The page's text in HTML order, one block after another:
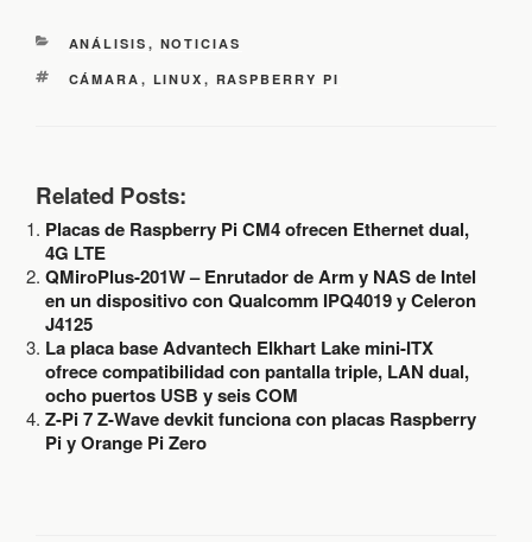
C
T
Í
S
ANÁLISIS , NOTICIAS
E
E
T
A
S
CÁMARA , LINUX , RASPBERRY PI
Related Posts:
Placas de Raspberry Pi CM4 ofrecen Ethernet dual,
4G LTE
QMiroPlus-201W – Enrutador de Arm y NAS de Intel
en un dispositivo con Qualcomm IPQ4019 y Celeron
J4125
La placa base Advantech Elkhart Lake mini-ITX
ofrece compatibilidad con pantalla triple, LAN dual,
ocho puertos USB y seis COM
Z-Pi 7 Z-Wave devkit funciona con placas Raspberry
Pi y Orange Pi Zero